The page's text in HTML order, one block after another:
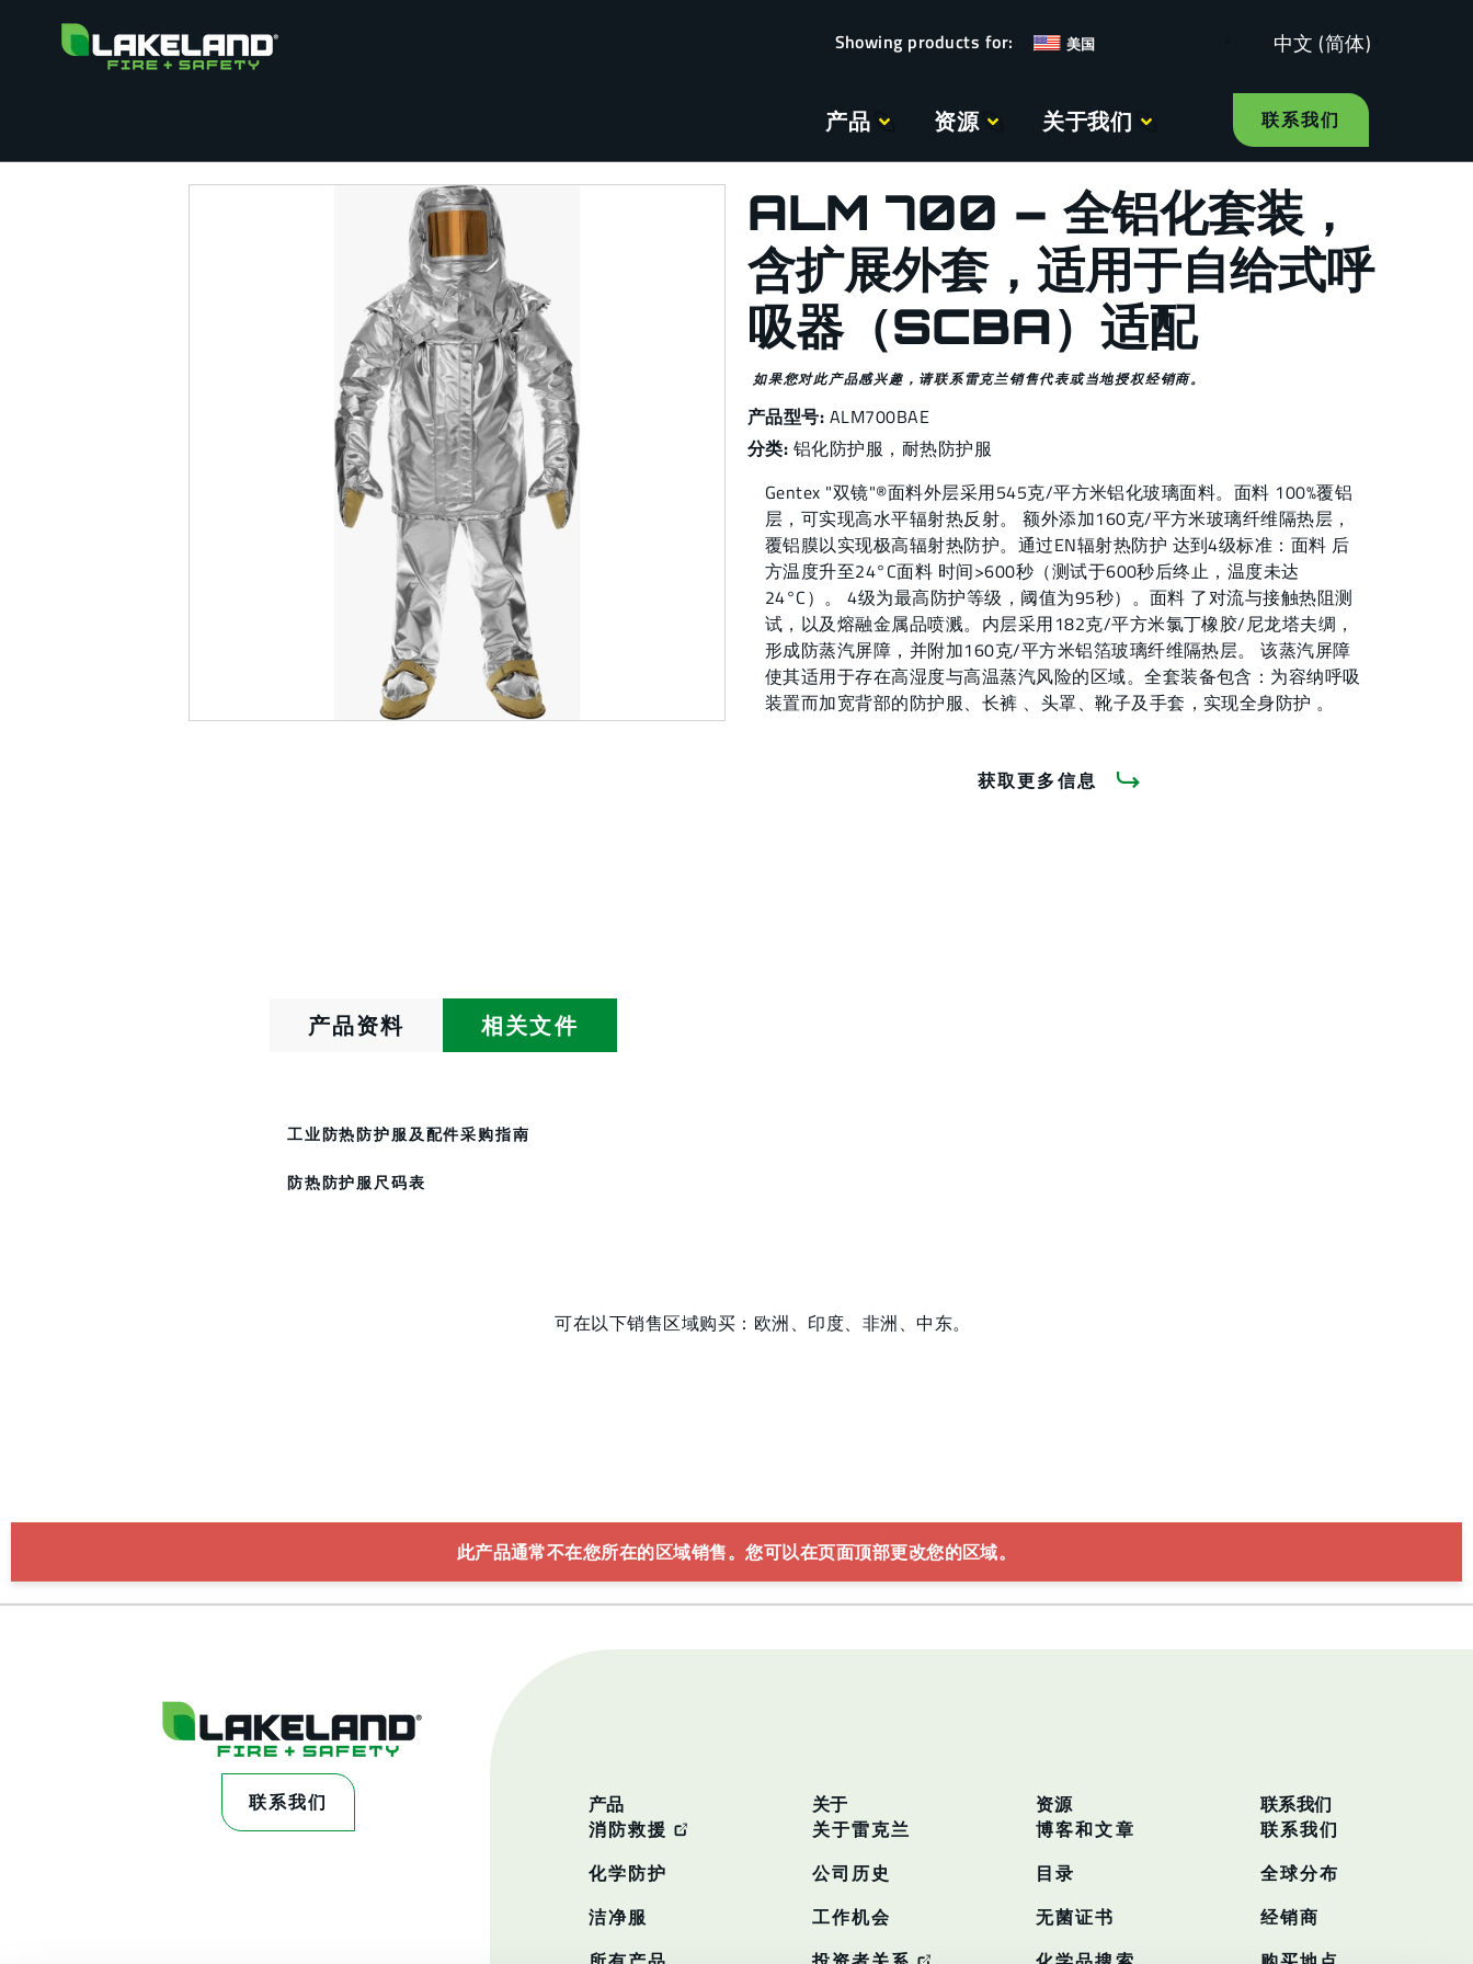
美国 中文 (简体)
产品 资源 关于我们 联系我们
ALM 700 – 全铝化套装，
含扩展外套，适用于自给式呼
吸器（SCBA）适配
如果您对此产品感兴趣，请联系雷克兰销售代表或当地授权经销商。
产品型号: ALM700BAE
分类: 铝化防护服 ， 耐热防护服
Gentex "双镜"®面料外层采用545克/平方米铝化玻璃面料。面料 100%覆铝
层，可实现高水平辐射热反射。 额外添加160克/平方米玻璃纤维隔热层，
覆铝膜以实现极高辐射热防护。通过EN辐射热防护 达到4级标准：面料 后
方温度升至24°C面料 时间>600秒（测试于600秒后终止，温度未达
24°C）。 4级为最高防护等级，阈值为95秒）。面料 了对流与接触热阻测
试，以及熔融金属品喷溅。内层采用182克/平方米氯丁橡胶/尼龙塔夫绸，
形成防蒸汽屏障，并附加160克/平方米铝箔玻璃纤维隔热层。 该蒸汽屏障
使其适用于存在高湿度与高温蒸汽风险的区域。全套装备包含：为容纳呼吸
装置而加宽背部的防护服、长裤 、头罩、靴子及手套，实现全身防护 。
获取更多信息
产品资料 相关文件
工业防热防护服及配件采购指南
防热防护服尺码表
可在以下销售区域购买：欧洲、印度、非洲、中东。
此产品通常不在您所在的区域销售。您可以在页面顶部更改您的区域。
联系我们 产品
消防救援
化学防护
洁净服
关于
关于雷克兰
公司历史
工作机会
资源
博客和文章
目录
无菌证书
联系我们
联系我们
全球分布
经销商